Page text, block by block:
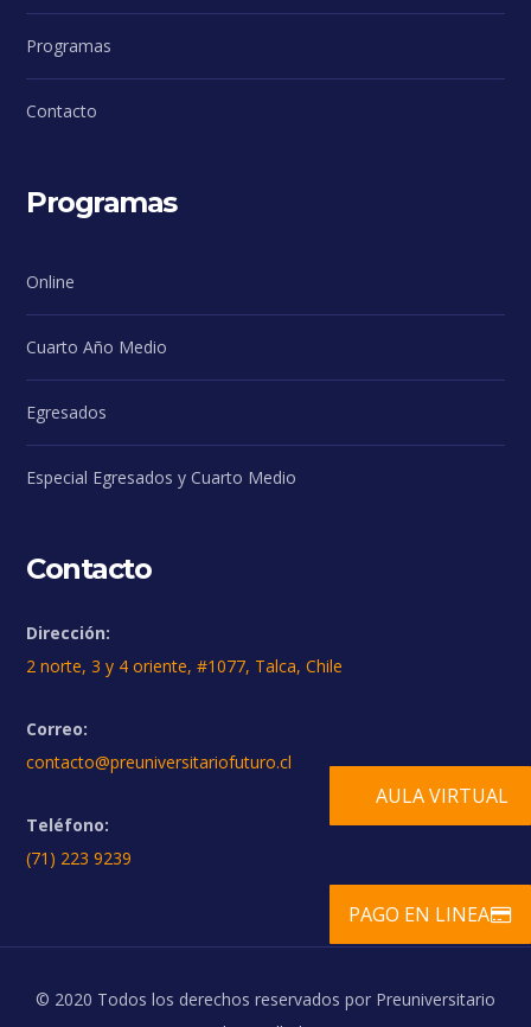
Programas
Contacto
Programas
Online
Cuarto Año Medio
Egresados
Especial Egresados y Cuarto Medio
Contacto
Dirección:
2 norte, 3 y 4 oriente, #1077, Talca, Chile
Correo:
contacto@preuniversitariofuturo.cl
Teléfono:
(71) 223 9239
© 2020 Todos los derechos reservados por Preuniversitario
PAGO EN LINEA
AULA VIRTUAL